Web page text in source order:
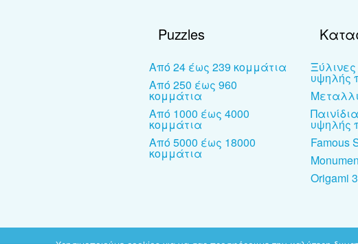
Puzzles
Από 24 έως 239 κομμάτια
Από 250 έως 960
κομμάτια
Από 1000 έως 4000
κομμάτια
Από 5000 έως 18000
κομμάτια
υψηλής
υψηλής
Famous
Origami